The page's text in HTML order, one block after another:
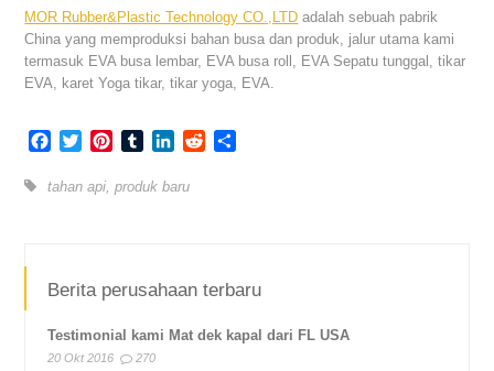
MOR Rubber&Plastic Technology CO.,LTD adalah sebuah pabrik
China yang memproduksi bahan busa dan produk, jalur utama kami
termasuk EVA busa lembar, EVA busa roll, EVA Sepatu tunggal, tikar
EVA, karet Yoga tikar, tikar yoga, EVA.
Facebook
TwitterPinterestTumblrLinkedInReddit
tahan api,produk baru
Berita perusahaan terbaru
Testimonial kami Mat dek kapal dari FL USA
20 Okt 2016 270